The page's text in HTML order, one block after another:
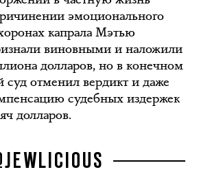
эмоционального
капрала Мэтью
виновными и наложили
долларов, но в конечном
суд отменил вердикт и даже
судебных издержек
долларов.